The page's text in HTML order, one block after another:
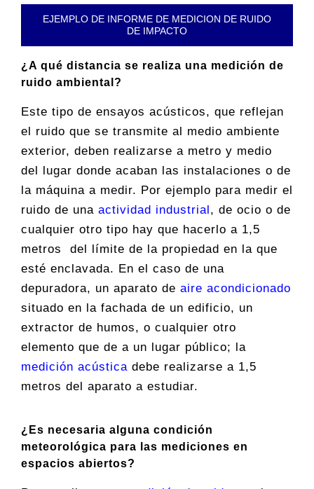
EJEMPLO DE INFORME DE MEDICION DE RUIDO
DE IMPACTO
¿A qué distancia se realiza una medición de
ruido ambiental?
Este tipo de ensayos acústicos, que reflejan
el ruido que se transmite al medio ambiente
exterior, deben realizarse a metro y medio
del lugar donde acaban las instalaciones o de
la máquina a medir. Por ejemplo para medir el
ruido de una actividad industrial , de ocio o de
cualquier otro tipo hay que hacerlo a 1,5
metros del límite de la propiedad en la que
esté enclavada. En el caso de una
depuradora, un aparato de aire acondicionado
situado en la fachada de un edificio, un
extractor de humos, o cualquier otro
elemento que de a un lugar público; la
medición acústicadebe realizarse a 1,5
metros del aparato a estudiar.
¿Es necesaria alguna condición
meteorológica para las mediciones en
espacios abiertos?